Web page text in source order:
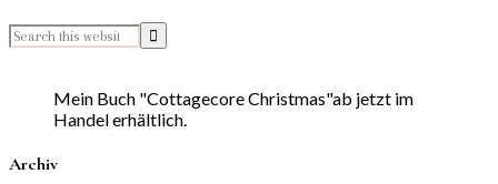
Mein Buch "Cottagecore Christmas"ab jetzt im
Handel erhältlich.
Archiv